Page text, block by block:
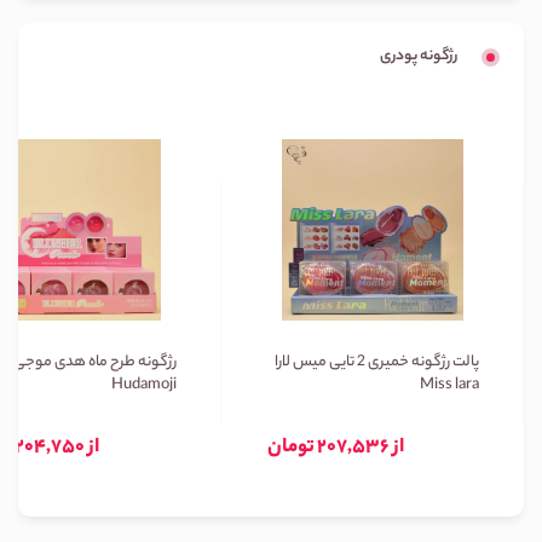
رژگونه پودری
پالت رژگونه خمیری 2 تایی میس لارا
Miss lara
از 207,536 تومان
رژگونه طرح ماه هدی موجی
Hudamoji
از 204,750 تومان